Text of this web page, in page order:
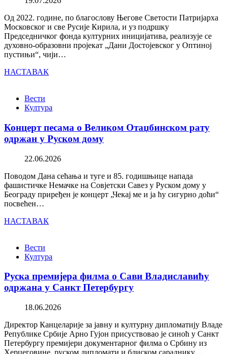
Од 2022. године, по благослову Његове Светости Патријарха
Московског и све Русије Кирила, и уз подршку
Председничког фонда културних иницијатива, реализује се
духовно-образовни пројекат „Дани Достојевског у Оптиној
пустињи“, чији…
НАСТАВАК
Вести
Култура
Концерт песама о Великом Отаџбинском рату
одржан у Руском дому
22.06.2026
Поводом Дана сећања и туге и 85. годишњице напада
фашистичке Немачке на Совјетски Савез у Руском дому у
Београду приређен је концерт „Чекај ме и ја ћу сигурно доћи“
посвећен…
НАСТАВАК
Вести
Култура
Руска премијера филма о Сави Владиславићу
одржана у Санкт Петербургу
18.06.2026
Директор Канцеларије за јавну и културну дипломатију Владе
Републике Србије Арно Гујон присуствовао је синоћ у Санкт
Петербургу премијери документарног филма о Србину из
Херцеговине, руском дипломати и блиском сараднику…